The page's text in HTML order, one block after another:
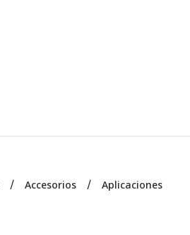
Accesorios
Aplicaciones